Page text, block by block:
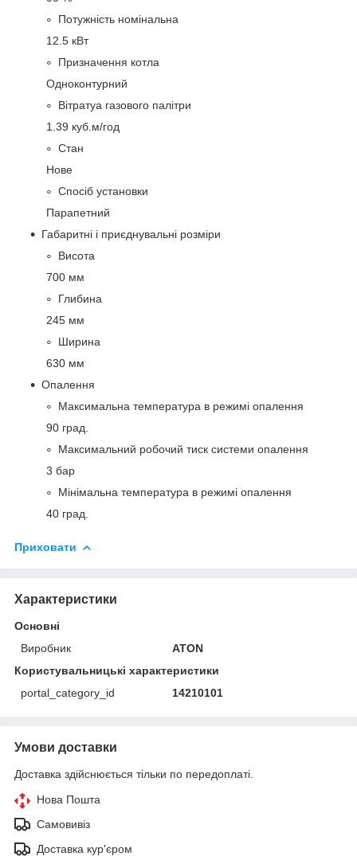
Потужність номінальна
12.5 кВт
Призначення котла
Одноконтурний
Вітратуа газового палітри
1.39 куб.м/год
Стан
Нове
Спосіб установки
Парапетний
Габаритні і приєднувальні розміри
Висота
700 мм
Глибина
245 мм
Ширина
630 мм
Опалення
Максимальна температура в режимі опалення
90 град.
Максимальний робочий тиск системи опалення
3 бар
Мінімальна температура в режимі опалення
40 град.
Приховати
Характеристики
Основні
Виробник
ATON
Користувальницькі характеристики
portal_category_id
14210101
Умови доставки
Доставка здійснюється тільки по передоплаті.
Нова Пошта
Самовивіз
Доставка кур'єром